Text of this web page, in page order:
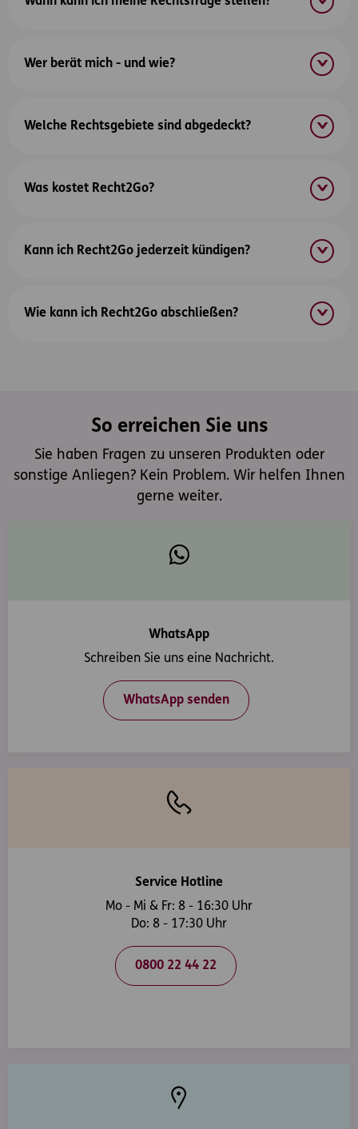
Wer berät mich - und wie?
Welche Rechtsgebiete sind abgedeckt?
Was kostet Recht2Go?
Kann ich Recht2Go jederzeit kündigen?
Wie kann ich Recht2Go abschließen?
So erreichen Sie uns
Sie haben Fragen zu unseren Produkten oder
sonstige Anliegen? Kein Problem. Wir helfen Ihnen
gerne weiter.
WhatsApp
Schreiben Sie uns eine Nachricht.
WhatsApp senden
Service Hotline
Mo - Mi & Fr: 8 - 16:30 Uhr
Do: 8 - 17:30 Uhr
0800 22 44 22